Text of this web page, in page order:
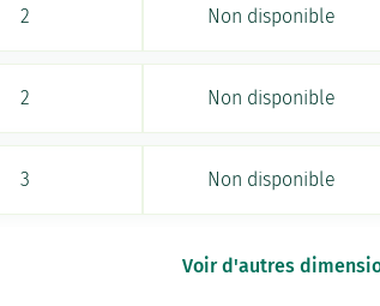
2 Non disponible
2 Non disponible
3 Non disponible
Voir d'autres